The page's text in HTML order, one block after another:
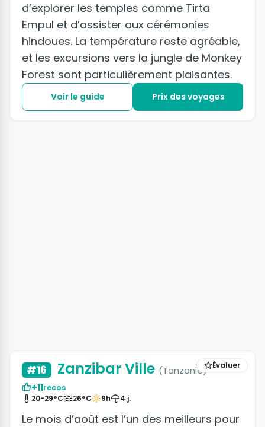
d’explorer les temples comme Tirta
Empul et d’assister aux cérémonies
hindoues. La température reste agréable,
et les excursions vers la jungle de Monkey
Forest sont particulièrement plaisantes.
Voir le guide Prix des voyages
Évaluer
#16 Zanzibar Ville (Tanzanie)
+11recos
20-29°C
26°C 9h 4 j.
Le mois d’août est l’un des meilleurs pour